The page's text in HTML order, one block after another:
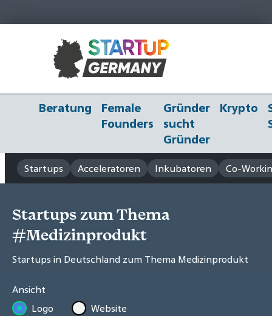
Beratung
Female
Founders
Gründer
sucht
Gründer
Krypto
Startups Acceleratoren Inkubatoren Co-
Startups zum Thema
#Medizinprodukt
Startups in Deutschland zum Thema Medizinprodukt
Ansicht
Logo
Website